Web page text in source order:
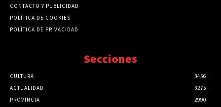
CONTACTO Y PUBLICIDAD
POLÍTICA DE COOKIES
POLÍTICA DE PRIVACIDAD
Secciones
CULTURA
3456
ACTUALIDAD
3275
PROVINCIA
2990